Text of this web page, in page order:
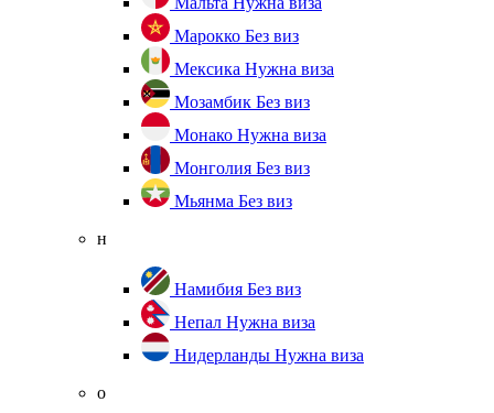
Марокко Без виз
Мексика Нужна виза
Мозамбик Без виз
Монако Нужна виза
Монголия Без виз
Мьянма Без виз
н
Намибия Без виз
Непал Нужна виза
Нидерланды Нужна виза
о